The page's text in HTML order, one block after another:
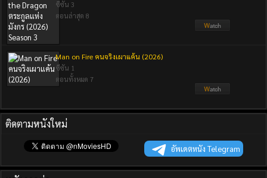
ซีซัน 3
ตอนล่าสุด 8
Man on Fire คนจริงเผาแค้น (2026)
ซีซัน 1
ตอนทั้งหมด 7
ติดตามหนังใหม่
อัพเดตหนัง Telegram